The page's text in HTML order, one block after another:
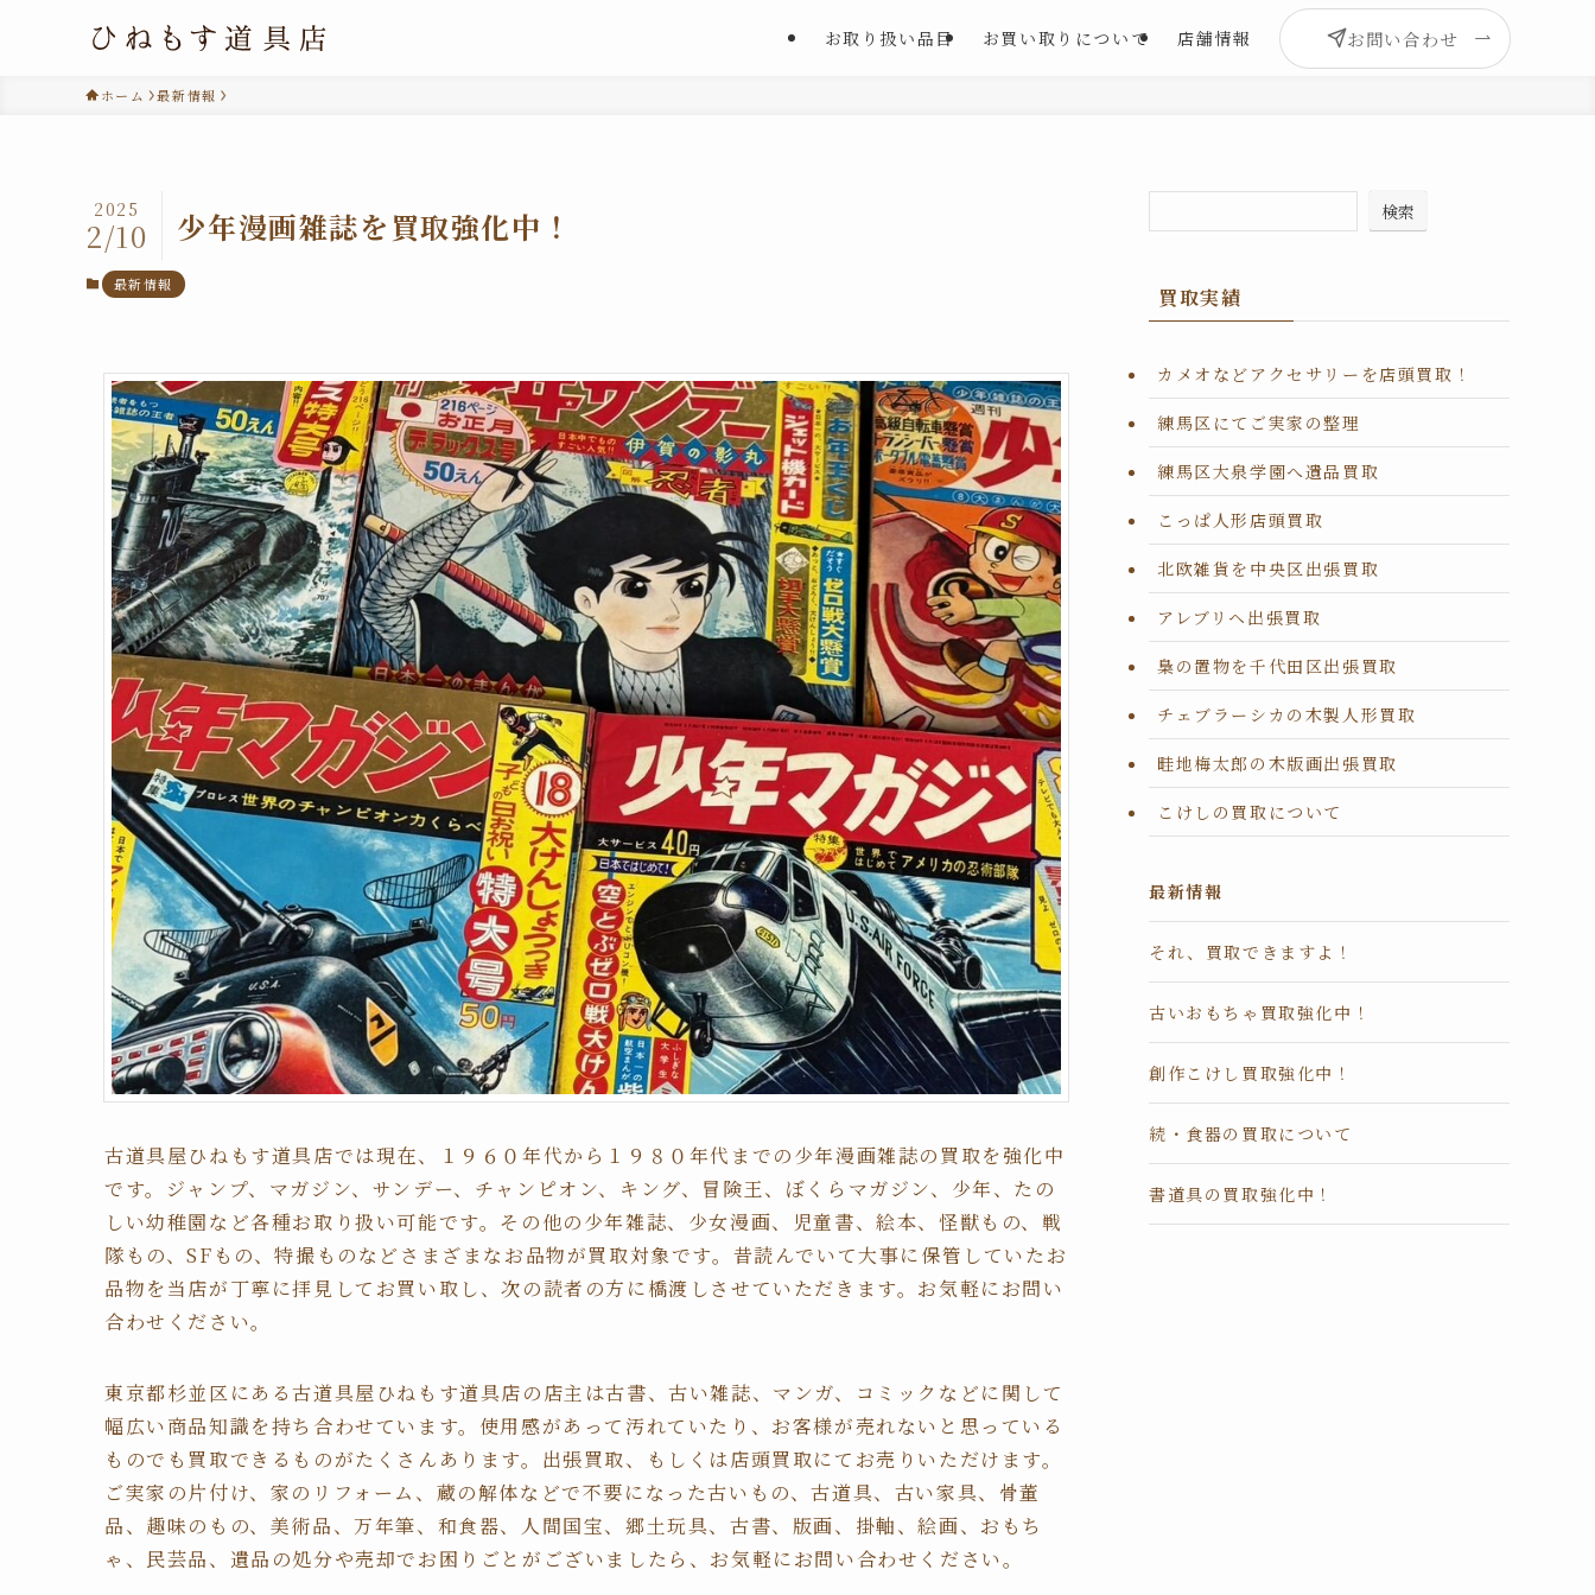
お取り扱い品目 お買い取りについて 店舗情報 お問い合わせ
ホーム 最新情報
少年漫画雑誌を買取強化中！
2025
2/10
最新情報
古道具屋ひねもす道具店では現在、１９６０年代から１９８０年代までの少年漫画雑誌の買取を強化中
です。ジャンプ、マガジン、サンデー、チャンピオン、キング、冒険王、ぼくらマガジン、少年、たの
しい幼稚園など各種お取り扱い可能です。その他の少年雑誌、少女漫画、児童書、絵本、怪獣もの、戦
隊もの、SFもの、特撮ものなどさまざまなお品物が買取対象です。昔読んでいて大事に保管していたお
品物を当店が丁寧に拝見してお買い取し、次の読者の方に橋渡しさせていただきます。お気軽にお問い
合わせください。
東京都杉並区にある古道具屋ひねもす道具店の店主は古書、古い雑誌、マンガ、コミックなどに関して
幅広い商品知識を持ち合わせています。使用感があって汚れていたり、お客様が売れないと思っている
ものでも買取できるものがたくさんあります。出張買取、もしくは店頭買取にてお売りいただけます。
ご実家の片付け、家のリフォーム、蔵の解体などで不要になった古いもの、古道具、古い家具、骨董
品、趣味のもの、美術品、万年筆、和食器、人間国宝、郷土玩具、古書、版画、掛軸、絵画、おもち
ゃ、民芸品、遺品の処分や売却でお困りごとがございましたら、お気軽にお問い合わせください。
検索
買取実績
カメオなどアクセサリーを店頭買取！
練馬区にてご実家の整理
練馬区大泉学園へ遺品買取
こっぱ人形店頭買取
北欧雑貨を中央区出張買取
アレブリヘ出張買取
梟の置物を千代田区出張買取
チェブラーシカの木製人形買取
畦地梅太郎の木版画出張買取
こけしの買取について
最新情報
それ、買取できますよ！
古いおもちゃ買取強化中！
創作こけし買取強化中！
続・食器の買取について
書道具の買取強化中！